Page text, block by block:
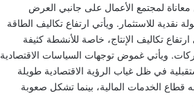
معاناة لمجتمع الأعمال على جانبي العرض
نقدية للاستثمار. ويأتي ارتفاع تكاليف الطاقة
تكاليف الإنتاج، خاصة للأنشطة كثيفة
ويأتي غموض توجهات السياسات الاقتصادية
في ظل غياب الرؤية الاقتصادية طويلة
قطاع الخدمات المالية، بينما تشكل صعوبة